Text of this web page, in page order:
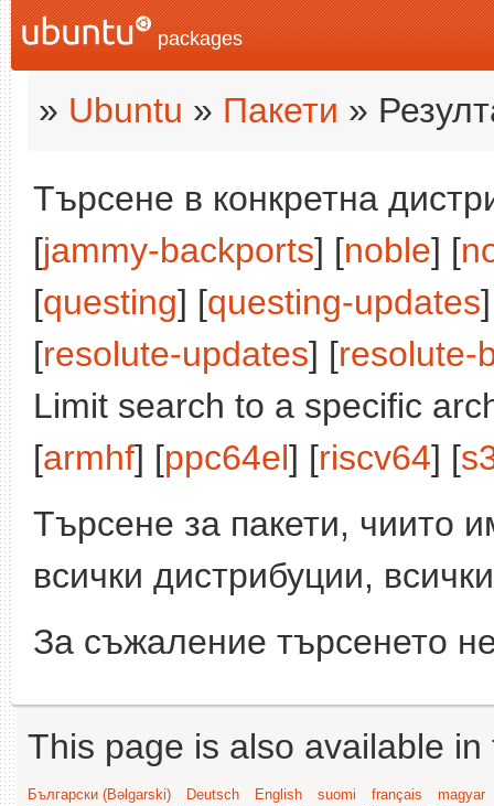
packages
» Ubuntu » Пакети »
Търсене в конкретна
[jammy-backports] [noble] [
[questing] [questing-updates
[resolute-updates] [resolute-
Limit search to a specific
[armhf] [ppc64el] [riscv64] [
Търсене за пакети, чиито
всички дистрибуции,
За съжаление търсенето
This page is also available
Български (Bəlgarski) Deutsch English suomi français
magyar